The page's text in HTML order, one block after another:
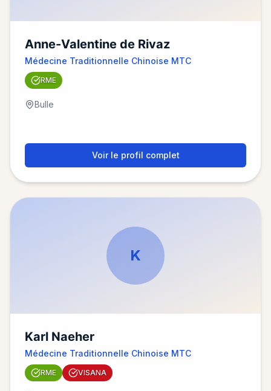
Anne-Valentine de Rivaz
Médecine Traditionnelle Chinoise MTC
RME
Bulle
Voir le profil complet
K
Karl Naeher
Médecine Traditionnelle Chinoise MTC
RME VISANA